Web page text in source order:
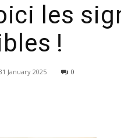
les
!
January 2025 0